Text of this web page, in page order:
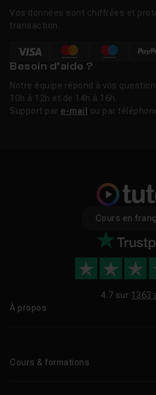
Vos données sont chiffrées et
transaction.
Besoin d’aide ?
Notre équipe répond à vos
10h à 12h et de 14h à 16h.
Support par e-mail ou par
Cours en
4.7 sur 1363
À propos
Cours & formations